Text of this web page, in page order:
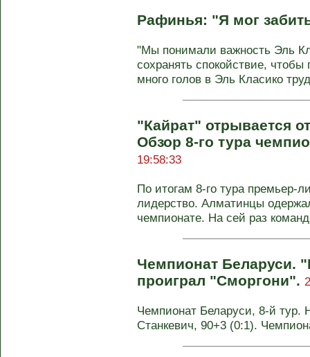
Рафинья: "Я мог
"Мы понимали важность Эль
сохранять спокойствие,
много голов в Эль Класико
"Кайрат" отрывается
Обзор 8-го тура
19:58:33
По итогам 8-го тура премьер-
лидерство. Алматинцы
чемпионате. На сей раз
Чемпионат Беларуси.
проиграл "Сморгони".
Чемпионат Беларуси, 8-й тур.
Станкевич, 90+3 (0:1).